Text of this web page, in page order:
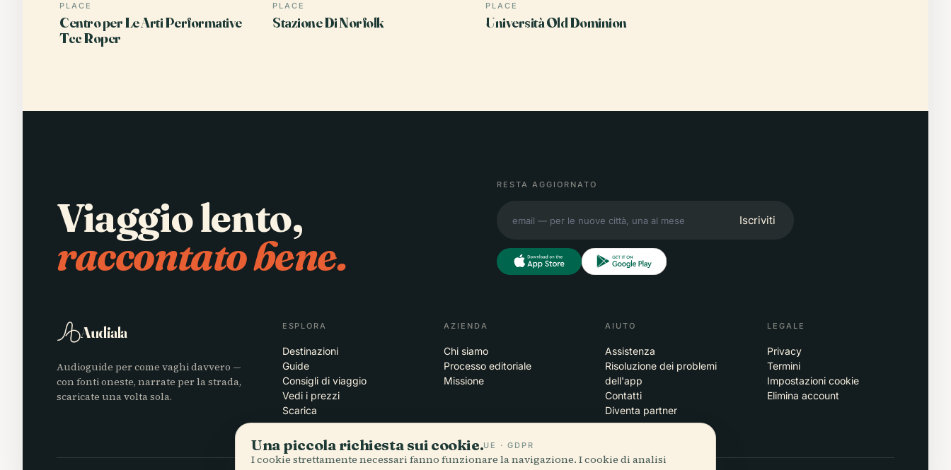
PLACE
Centro per Le Arti Performative
Tcc Roper
PLACE
Stazione Di Norfolk
PLACE
Università Old Dominion
Viaggio lento,
raccontato bene.
RESTA AGGIORNATO
Iscriviti
Audiala
Audioguide per come vaghi davvero —
con fonti oneste, narrate per la strada,
scaricate una volta sola.
ESPLORA
Destinazioni
Guide
Consigli di viaggio
Vedi i prezzi
Scarica
AZIENDA
Chi siamo
Processo editoriale
Missione
AIUTO
Assistenza
Risoluzione dei problemi
dell'app
Contatti
Diventa partner
LEGALE
Privacy
Termini
Impostazioni cookie
Elimina account
Una piccola richiesta sui cookie.UE · GDPR
I cookie strettamente necessari fanno funzionare la navigazione. I cookie di analisi